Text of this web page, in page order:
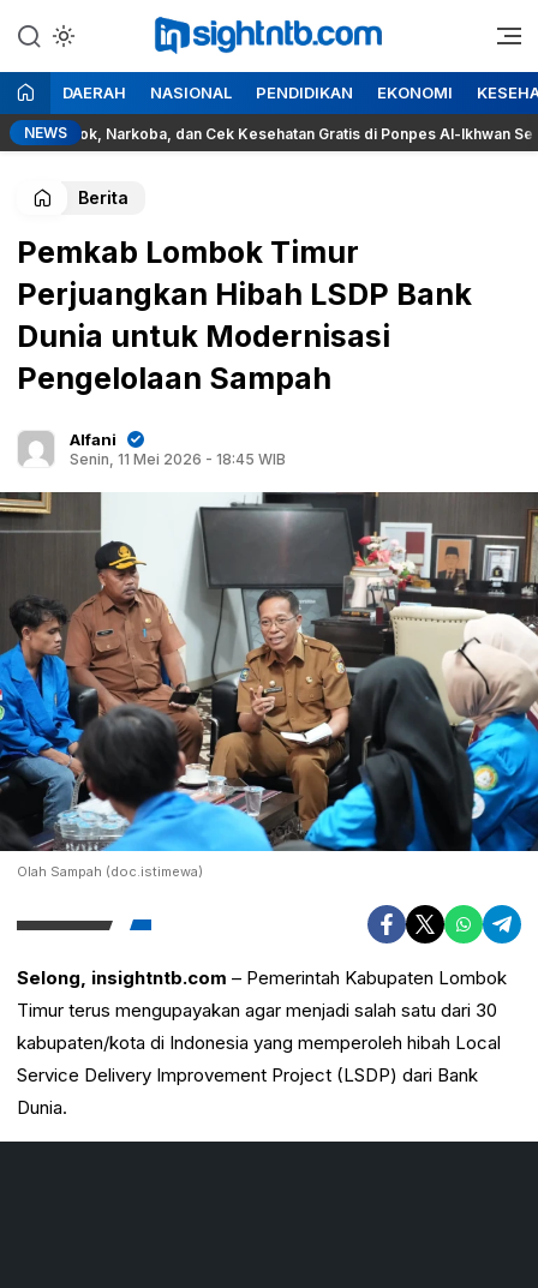
ke
konten
Insight NTB
Berita Seputar NTB
DAERAH NASIONAL PENDIDIKAN EKONOMI
NEWSNarkoba, dan Cek Kesehatan Gratis di Ponpes Al-Ikhwan Sesait
Berita
Pemkab Lombok Timur
Perjuangkan Hibah LSDP Bank
Dunia untuk Modernisasi
Pengelolaan Sampah
Alfani
Senin, 11 Mei 2026 - 18:45 WIB
Olah Sampah (doc.istimewa)
Selong, insightntb.com – Pemerintah Kabupaten Lombok
Timur terus mengupayakan agar menjadi salah satu dari 30
kabupaten/kota di Indonesia yang memperoleh hibah Local
Service Delivery Improvement Project (LSDP) dari Bank
Dunia.